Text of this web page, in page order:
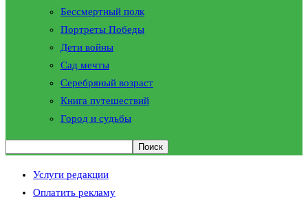
Бессмертный полк
Портреты Победы
Дети войны
Сад мечты
Серебряный возраст
Книга путешествий
Город и судьбы
Услуги редакции
Оплатить рекламу